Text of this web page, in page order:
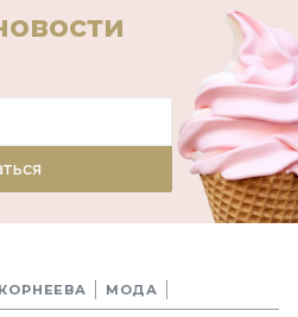
МОДА